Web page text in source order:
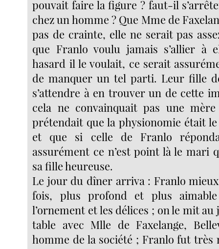
pouvait faire la figure ? faut-il
chez un homme ? Que Mme de
pas de crainte, elle ne serait pas
que Franlo voulu jamais s’allier à
hasard il le voulait, ce serait
de manquer un tel parti. Leur fille
s’attendre à en trouver un de cette
cela ne convainquait pas une
prétendait que la physionomie était
et que si celle de Franlo
assurément ce n’est point là le mari
sa fille heureuse.
Le jour du dîner arriva : Franlo mieux
fois, plus profond et plus
l’ornement et les délices ; on le mit
table avec Mlle de Faxelange,
homme de la société ; Franlo fut très